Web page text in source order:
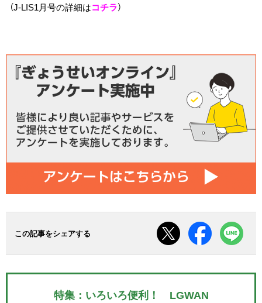
（J-LIS1月号の詳細はコチラ）
この記事をシェアする
特集：いろいろ便利！ LGWAN